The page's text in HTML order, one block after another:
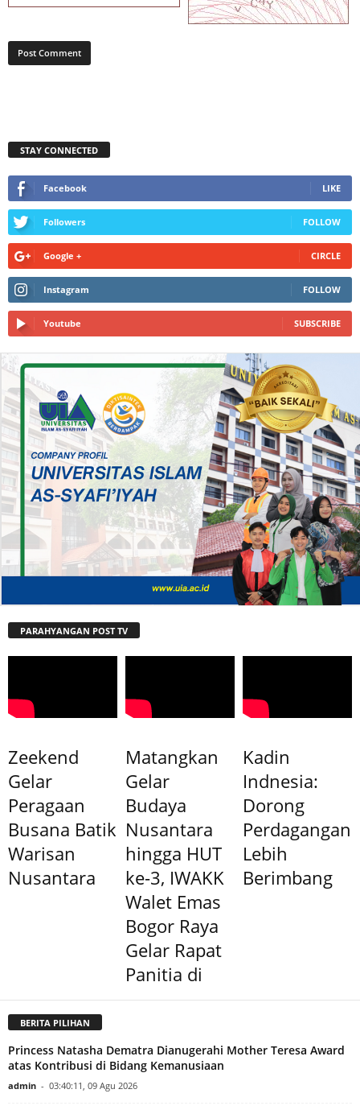
STAY CONNECTED
Facebook LIKE
Followers FOLLOW
Google + CIRCLE
Instagram FOLLOW
Youtube SUBSCRIBE
PARAHYANGAN POST TV
Zeekend
Gelar
Peragaan
Busana Batik
Warisan
Nusantara
Matangkan
Gelar
Budaya
Nusantara
hingga HUT
ke-3, IWAKK
Walet Emas
Bogor Raya
Gelar Rapat
Panitia di
Kadin
Indnesia:
Dorong
Perdagangan
Lebih
Berimbang
BERITA PILIHAN
Princess Natasha Dematra Dianugerahi Mother Teresa Award
atas Kontribusi di Bidang Kemanusiaan
admin - 03:40:11, 09 Agu 2026